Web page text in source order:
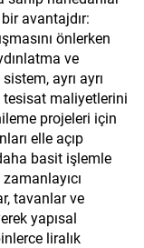
avantajdır:
önlerken
ve
ayrı ayrı
maliyetlerini
projeleri için
elle açıp
basit işlemle
tavanlar ve
yapısal
liralık